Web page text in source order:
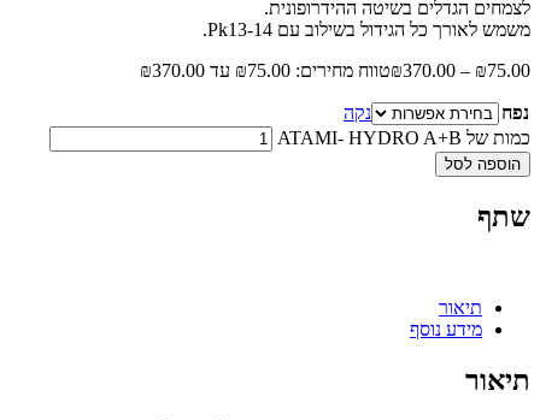
לצמחים הגדלים בשיטה ההידרופונית.
משמש לאורך כל הגידול בשילוב עם Pk13-14.
₪75.00
–
₪370.00 טווח מחירים: ⁦₪75.00⁩ עד ⁦₪370.00⁩
נפח
נקה
כמות של ATAMI- HYDRO A+B
הוספה לסל
שתף
תיאור
מידע נוסף
תיאור